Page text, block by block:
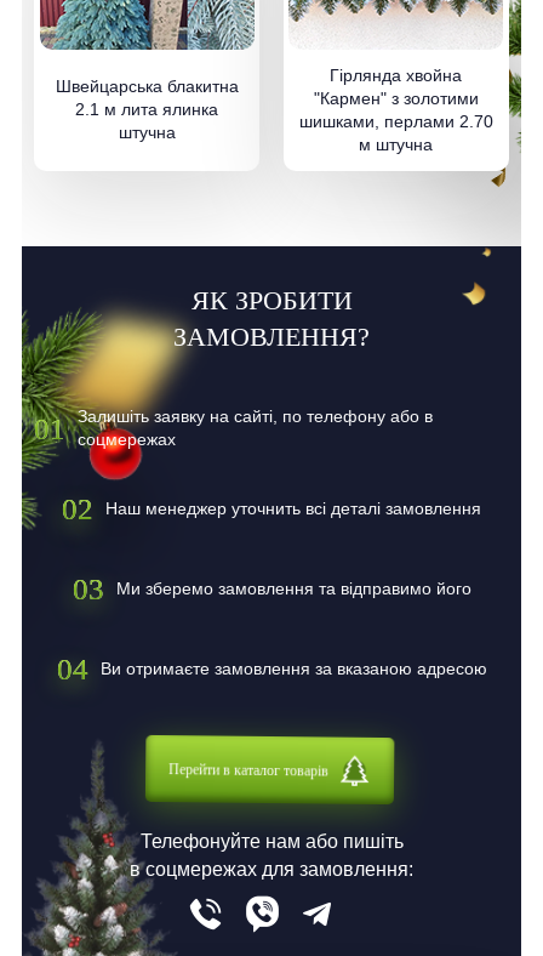
Швейцарська блакитна
2.1 м лита ялинка
штучна
Гірлянда хвойна
"Кармен" з золотими
шишками, перлами 2.70
м штучна
ЯК ЗРОБИТИ
ЗАМОВЛЕННЯ?
01
Залишіть заявку на сайті, по телефону або в
соцмережах
02 Наш менеджер уточнить всі деталі замовлення
03 Ми зберемо замовлення та відправимо його
04 Ви отримаєте замовлення за вказаною адресою
Перейти в каталог товарів
Телефонуйте нам або пишіть
в соцмережах для замовлення: